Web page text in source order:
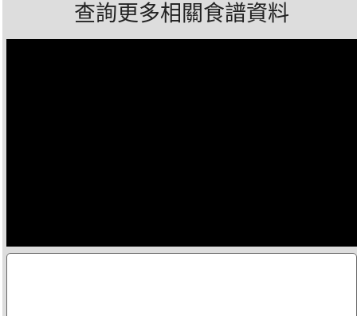
查詢更多相關食譜資料